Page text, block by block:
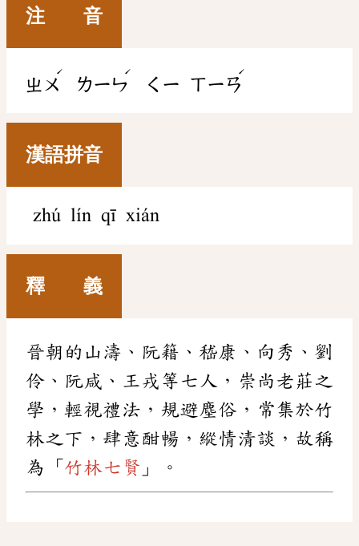
注 音
ㄓㄨ
ˊ
ㄌㄧㄣ
ˊ
ㄑㄧ ㄒㄧㄢ
ˊ
漢語拼音
zhú lín qī xián
釋 義
晉朝的山濤、阮籍、嵇康、向秀、劉
伶、阮咸、王戎等七人，崇尚老莊之
學，輕視禮法，規避塵俗，常集於竹
林之下，肆意酣暢，縱情清談，故稱
為「 竹林七賢 」。